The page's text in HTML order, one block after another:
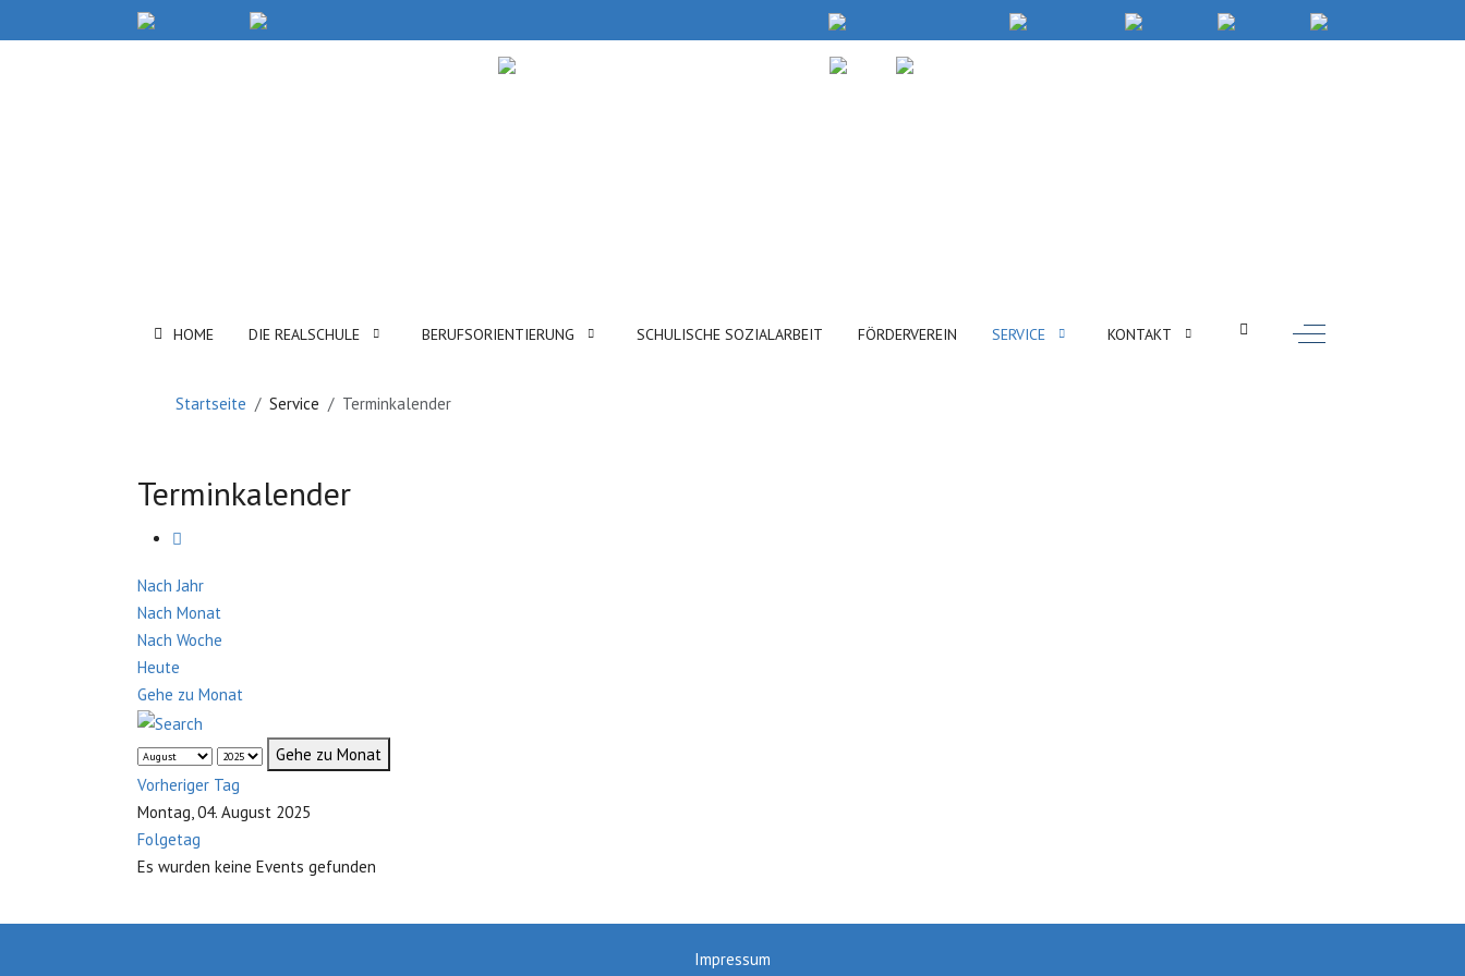
HOME DIE REALSCHULE BERUFSORIENTIERUNG SCHULISCHE SOZIALARBEIT FÖRDERVEREIN SERVICE KONTAKT Off-Canvas Toggle
Startseite Service Terminkalender
Terminkalender
Nach Jahr
Nach Monat
Nach Woche
Heute
Gehe zu Monat
Gehe zu Monat
Vorheriger Tag
Montag, 04. August 2025
Folgetag
Es wurden keine Events gefunden
Impressum